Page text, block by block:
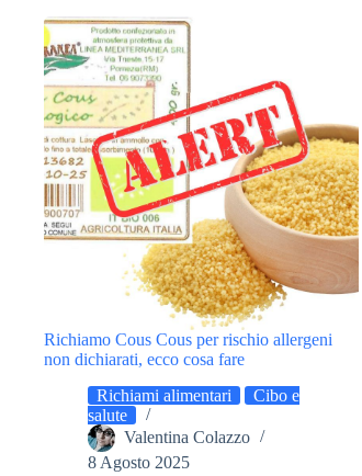
Richiamo Cous Cous per rischio allergeni
non dichiarati, ecco cosa fare
Richiami alimentari
Cibo e
salute
Valentina Colazzo
8 Agosto 2025